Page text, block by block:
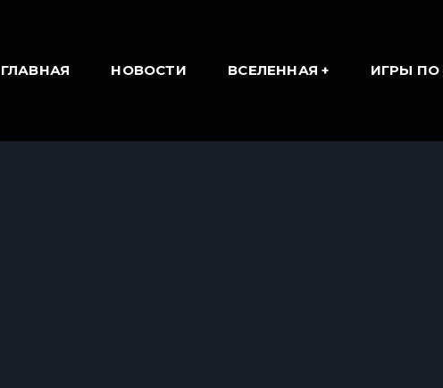
ГЛАВНАЯ НОВОСТИ ВСЕЛЕННАЯ ИГРЫ ПО